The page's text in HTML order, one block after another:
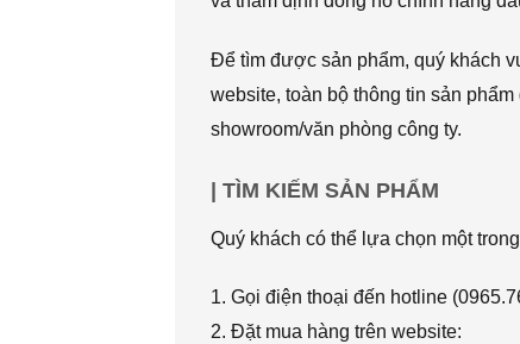
Để tìm được sản phẩm, quý khách
website, toàn bộ thông tin sản
showroom/văn phòng công ty.
| TÌM KIẾM SẢN PHẨM
Quý khách có thể lựa chọn một
1. Gọi điện thoại đến hotline
2. Đặt mua hàng trên website: